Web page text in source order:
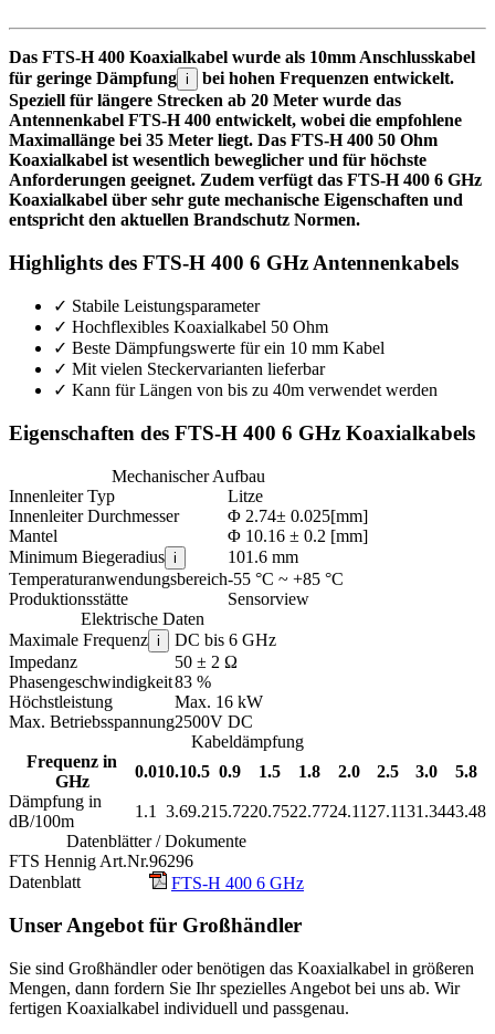
Das FTS-H 400 Koaxialkabel wurde als 10mm Anschlusskabel
für geringe Dämpfung i
bei hohen Frequenzen entwickelt.
Speziell für längere Strecken ab 20 Meter wurde das
Antennenkabel FTS-H 400 entwickelt, wobei die empfohlene
Maximallänge bei 35 Meter liegt. Das FTS-H 400 50 Ohm
Koaxialkabel ist wesentlich beweglicher und für höchste
Anforderungen geeignet. Zudem verfügt das FTS-H 400 6 GHz
Koaxialkabel über sehr gute mechanische Eigenschaften und
entspricht den aktuellen Brandschutz Normen.
Highlights des FTS-H 400 6 GHz Antennenkabels
✓ Stabile Leistungsparameter
✓ Hochflexibles Koaxialkabel 50 Ohm
✓ Beste Dämpfungswerte für ein 10 mm Kabel
✓ Mit vielen Steckervarianten lieferbar
✓ Kann für Längen von bis zu 40m verwendet werden
Eigenschaften des FTS-H 400 6 GHz Koaxialkabels
Mechanischer Aufbau
Innenleiter Typ
Litze
Innenleiter Durchmesser
Φ 2.74± 0.025[mm]
Mantel
Φ 10.16 ± 0.2 [mm]
Minimum Biegeradius i
101.6 mm
Temperaturanwendungsbereich-55 °C ~ +85 °C
Produktionsstätte
Sensorview
Elektrische Daten
Maximale Frequenz i
DC bis 6 GHz
Impedanz
50 ± 2 Ω
Phasengeschwindigkeit83 %
Höchstleistung
Max. 16 kW
Max. Betriebsspannung2500V DC
Kabeldämpfung
Frequenz in
GHz
0.010.10.5 0.9 1.5 1.8 2.0 2.5 3.0
5.8
Dämpfung in
dB/100m
1.1 3.69.215.7220.7522.7724.11 27.1131.3443.48
Datenblätter / Dokumente
FTS Hennig Art.Nr.96296
Datenblatt
FTS-H 400 6 GHz
Unser Angebot für Großhändler
Sie sind Großhändler oder benötigen das Koaxialkabel in größeren
Mengen, dann fordern Sie Ihr spezielles Angebot bei uns ab. Wir
fertigen Koaxialkabel individuell und passgenau.